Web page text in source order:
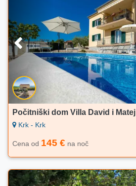
Počitniški dom Villa David i Matej
Krk - Krk
Cena od 145 € na noč